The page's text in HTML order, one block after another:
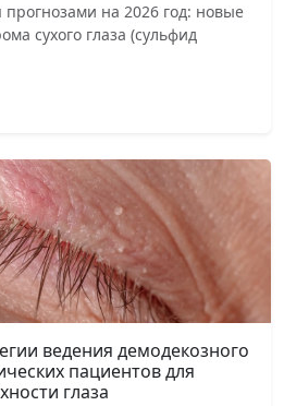
на 2026 год: новые
сухого глаза (сульфид
ведения демодекозного
пациентов для
глаза